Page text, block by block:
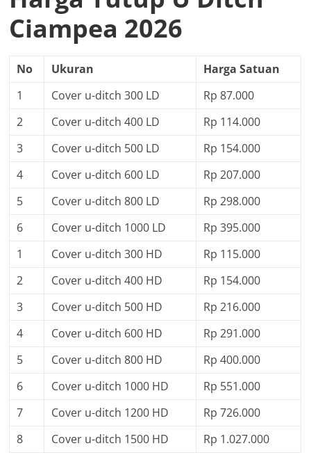
Ciampea 2026
No Ukuran
Harga Satuan
1
Cover u-ditch 300 LD
Rp 87.000
2
Cover u-ditch 400 LD
Rp 114.000
3
Cover u-ditch 500 LD
Rp 154.000
4
Cover u-ditch 600 LD
Rp 207.000
5
Cover u-ditch 800 LD
Rp 298.000
6
Cover u-ditch 1000 LD
Rp 395.000
1
Cover u-ditch 300 HD
Rp 115.000
2
Cover u-ditch 400 HD
Rp 154.000
3
Cover u-ditch 500 HD
Rp 216.000
4
Cover u-ditch 600 HD
Rp 291.000
5
Cover u-ditch 800 HD
Rp 400.000
6
Cover u-ditch 1000 HD
Rp 551.000
7
Cover u-ditch 1200 HD
Rp 726.000
8
Cover u-ditch 1500 HD Rp 1.027.000